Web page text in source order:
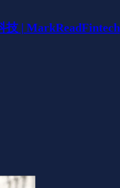
技 | MarkReadFintech